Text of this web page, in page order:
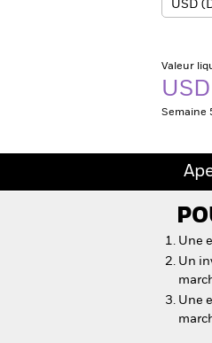
Valeur
Semaine
Une
Un
Une